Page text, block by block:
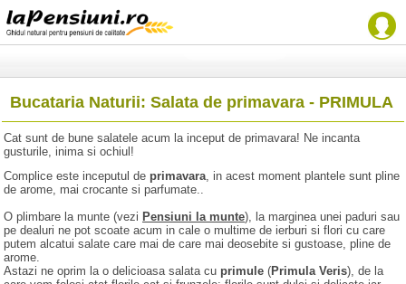
Bucataria Naturii: Salata de primavara - PRIMULA
Cat sunt de bune salatele acum la inceput de primavara! Ne incanta
gusturile, inima si ochiul!
Complice este inceputul de primavara, in acest moment plantele sunt pline
de arome, mai crocante si parfumate..
O plimbare la munte (vezi Pensiuni la munte), la marginea unei paduri sau
pe dealuri ne pot scoate acum in cale o multime de ierburi si flori cu care
putem alcatui salate care mai de care mai deosebite si gustoase, pline de
arome.
Astazi ne oprim la o delicioasa salata cu primule (Primula Veris), de la